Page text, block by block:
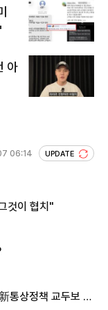
아
06:14 UPDATE
것이 협치"
통상정책 교두보 활